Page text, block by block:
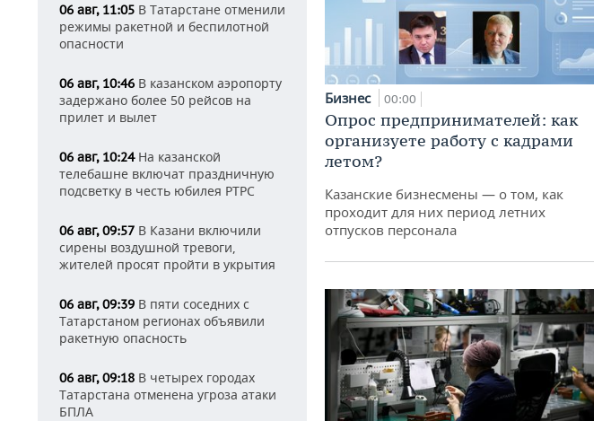
06 авг, 11:05 В Татарстане отменили
режимы ракетной и беспилотной
опасности
06 авг, 10:46 В казанском аэропорту
задержано более 50 рейсов на
прилет и вылет
06 авг, 10:24На казанской
телебашне включат праздничную
подсветку в честь юбилея РТРС
06 авг, 09:57 В Казани включили
сирены воздушной тревоги,
жителей просят пройти в укрытия
06 авг, 09:39 В пяти соседних с
Татарстаном регионах объявили
ракетную опасность
06 авг, 09:18 В четырех городах
Татарстана отменена угроза атаки
БПЛА
Бизнес 00:00
Опрос предпринимателей: как
организуете работу с кадрами
летом?
Казанские бизнесмены — о том, как
проходит для них период летних
отпусков персонала